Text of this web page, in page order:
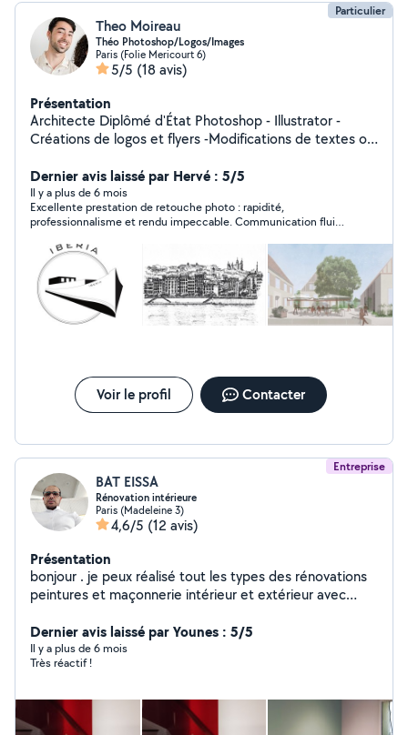
Particulier
Theo Moireau
Théo Photoshop/Logos/Images
Paris (Folie Mericourt 6)
5/5 (18 avis)
Présentation
Architecte Diplômé d'État Photoshop - Illustrator -
Créations de logos et flyers -Modifications de textes ou
à la main -Plans d'architecture
Dernier avis laissé par Hervé : 5/5
Il y a plus de 6 mois
Excellente prestation de retouche photo : rapidité,
professionnalisme et rendu impeccable. Communication fluide
Voir le profil Contacter
Entreprise
BAT EISSA
Rénovation intérieure
Paris (Madeleine 3)
4,6/5 (12 avis)
Présentation
bonjour . je peux réalisé tout les types des rénovations
peintures et maçonnerie intérieur et extérieur avec
Dernier avis laissé par Younes : 5/5
Il y a plus de 6 mois
Très réactif !